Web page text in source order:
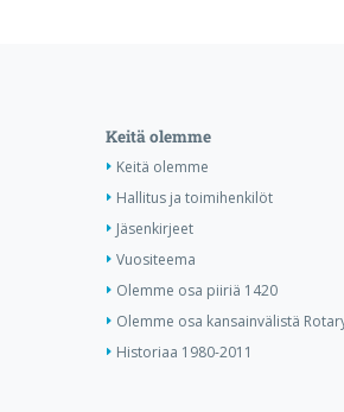
Keitä olemme
Keitä olemme
Hallitus ja toimihenkilöt
Jäsenkirjeet
Vuositeema
Olemme osa piiriä 1420
Olemme osa kansainvälistä
Historiaa 1980-2011